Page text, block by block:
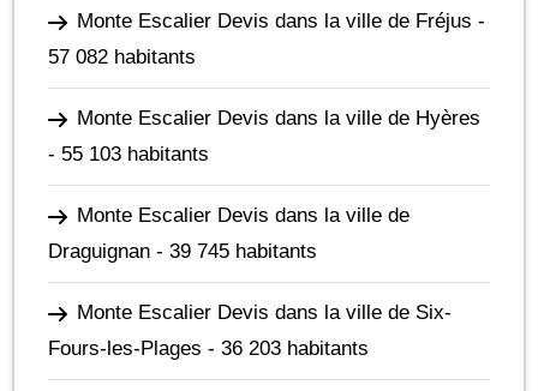
Monte Escalier Devis dans la ville de Fréjus -
57 082 habitants
Monte Escalier Devis dans la ville de Hyères
- 55 103 habitants
Monte Escalier Devis dans la ville de
Draguignan - 39 745 habitants
Monte Escalier Devis dans la ville de Six-
Fours-les-Plages - 36 203 habitants